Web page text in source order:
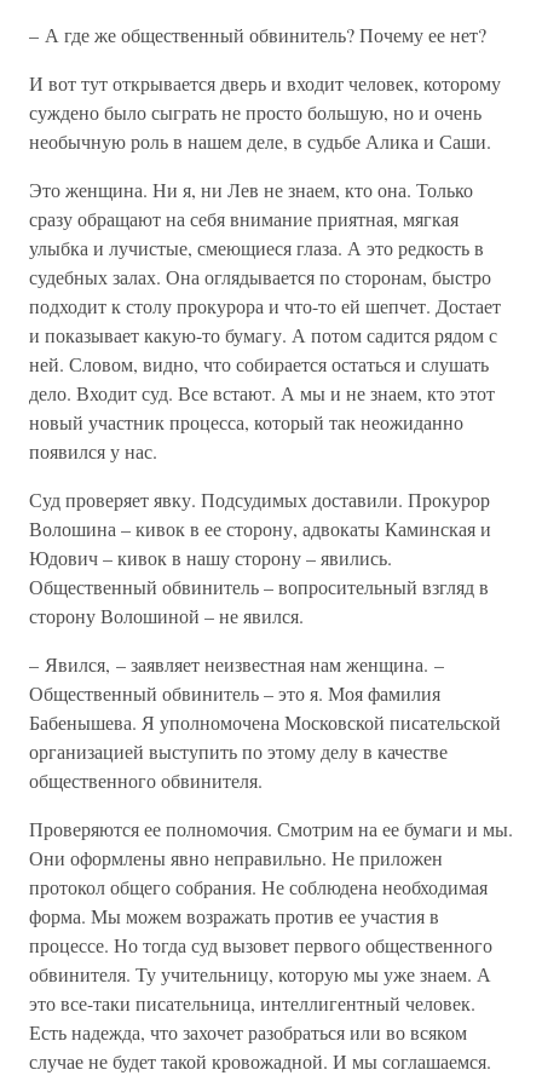
– А где же общественный обвинитель? Почему ее нет?
И вот тут открывается дверь и входит человек, которому
суждено было сыграть не просто большую, но и очень
необычную роль в нашем деле, в судьбе Алика и Саши.
Это женщина. Ни я, ни Лев не знаем, кто она. Только
сразу обращают на себя внимание приятная, мягкая
улыбка и лучистые, смеющиеся глаза. А это редкость в
судебных залах. Она оглядывается по сторонам, быстро
подходит к столу прокурора и что-то ей шепчет. Достает
и показывает какую-то бумагу. А потом садится рядом с
ней. Словом, видно, что собирается остаться и слушать
дело. Входит суд. Все встают. А мы и не знаем, кто этот
новый участник процесса, который так неожиданно
появился у нас.
Суд проверяет явку. Подсудимых доставили. Прокурор
Волошина – кивок в ее сторону, адвокаты Каминская и
Юдович – кивок в нашу сторону – явились.
Общественный обвинитель – вопросительный взгляд в
сторону Волошиной – не явился.
– Явился, – заявляет неизвестная нам женщина. –
Общественный обвинитель – это я. Моя фамилия
Бабенышева. Я уполномочена Московской писательской
организацией выступить по этому делу в качестве
общественного обвинителя.
Проверяются ее полномочия. Смотрим на ее бумаги и мы.
Они оформлены явно неправильно. Не приложен
протокол общего собрания. Не соблюдена необходимая
форма. Мы можем возражать против ее участия в
процессе. Но тогда суд вызовет первого общественного
обвинителя. Ту учительницу, которую мы уже знаем. А
это все-таки писательница, интеллигентный человек.
Есть надежда, что захочет разобраться или во всяком
случае не будет такой кровожадной. И мы соглашаемся.